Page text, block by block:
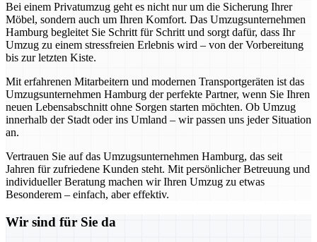
Bei einem Privatumzug geht es nicht nur um die Sicherung Ihrer
Möbel, sondern auch um Ihren Komfort. Das Umzugsunternehmen
Hamburg begleitet Sie Schritt für Schritt und sorgt dafür, dass Ihr
Umzug zu einem stressfreien Erlebnis wird – von der Vorbereitung
bis zur letzten Kiste.
Mit erfahrenen Mitarbeitern und modernen Transportgeräten ist das
Umzugsunternehmen Hamburg der perfekte Partner, wenn Sie Ihren
neuen Lebensabschnitt ohne Sorgen starten möchten. Ob Umzug
innerhalb der Stadt oder ins Umland – wir passen uns jeder Situation
an.
Vertrauen Sie auf das Umzugsunternehmen Hamburg, das seit
Jahren für zufriedene Kunden steht. Mit persönlicher Betreuung und
individueller Beratung machen wir Ihren Umzug zu etwas
Besonderem – einfach, aber effektiv.
Wir sind für Sie da